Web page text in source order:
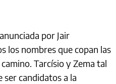
por Jair
los nombres que copan las
Tarcísio y Zema tal
ser candidatos a la